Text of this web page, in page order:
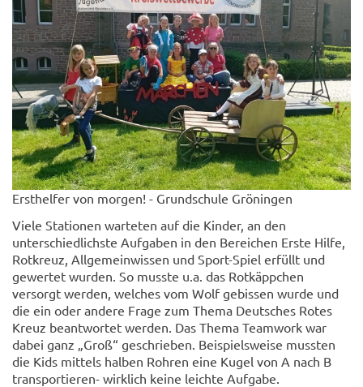
Ersthelfer von morgen! - Grundschule Gröningen
Viele Stationen warteten auf die Kinder, an den
unterschiedlichste Aufgaben in den Bereichen Erste Hilfe,
Rotkreuz, Allgemeinwissen und Sport-Spiel erfüllt und
gewertet wurden. So musste u.a. das Rotkäppchen
versorgt werden, welches vom Wolf gebissen wurde und
die ein oder andere Frage zum Thema Deutsches Rotes
Kreuz beantwortet werden. Das Thema Teamwork war
dabei ganz „Groß“ geschrieben. Beispielsweise mussten
die Kids mittels halben Rohren eine Kugel von A nach B
transportieren- wirklich keine leichte Aufgabe.